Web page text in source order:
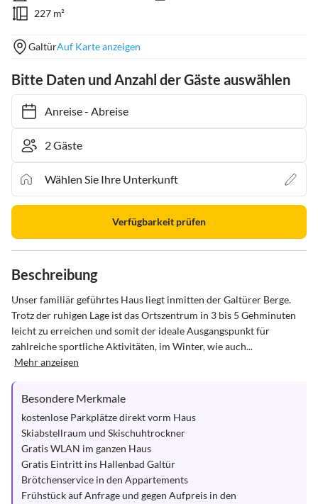
227 m²
GaltürAuf Karte anzeigen
Bitte Daten und Anzahl der Gäste auswählen
Anreise- Abreise
Verfügbarkeit prüfen
Beschreibung
Unser familiär geführtes Haus liegt inmitten der Galtürer Berge.
Trotz der ruhigen Lage ist das Ortszentrum in 3 bis 5 Gehminuten
leicht zu erreichen und somit der ideale Ausgangspunkt für
zahlreiche sportliche Aktivitäten, im Winter, wie auch...
Mehr anzeigen
Besondere Merkmale
kostenlose Parkplätze direkt vorm Haus
Skiabstellraum und Skischuhtrockner
Gratis WLAN im ganzen Haus
Gratis Eintritt ins Hallenbad Galtür
Brötchenservice in den Appartements
Frühstück auf Anfrage und gegen Aufpreis in den